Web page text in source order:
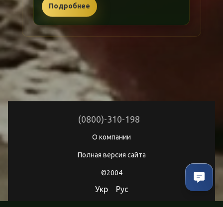
Подробнее
(0800)-310-198
О компании
Полная версия сайта
©2004
Укр Рус